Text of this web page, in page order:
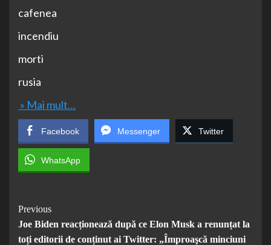
cafenea
incendiu
morti
rusia
» Mai mult…
Facebook Messenger Twitter
WhatsApp
Post
Navigation
Previous
Joe Biden reacționează după ce Elon Musk a renunțat la
toți editorii de conținut ai Twitter: „Împroaşcă minciuni